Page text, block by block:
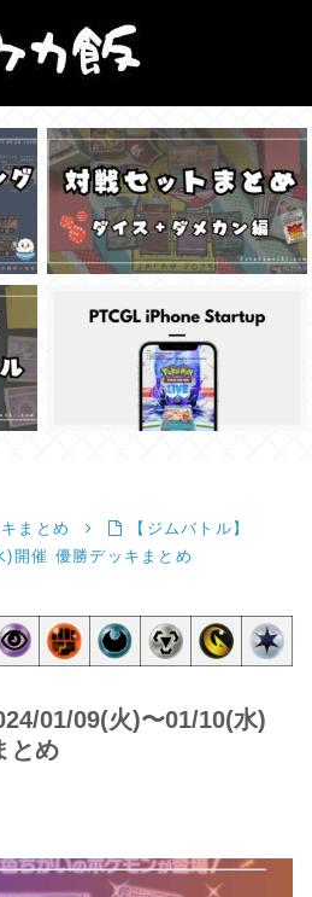
まとめ
【ジムバトル】
開催 優勝デッキまとめ
01/09(火)〜01/10(水)
とめ